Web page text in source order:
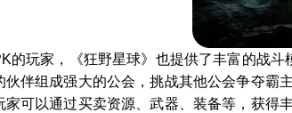
的玩家，《狂野星球》也提供了丰富的战
伙伴组成强大的公会，挑战其他公会争夺霸
家可以通过买卖资源、武器、装备等，获得